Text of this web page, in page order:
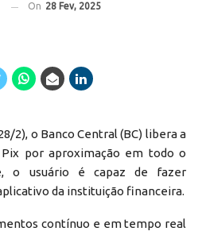
On 28 Fev, 2025
2), o Banco Central (BC) libera a
por aproximação em todo o
o usuário é capaz de fazer
da instituição financeira.
contínuo e em tempo real